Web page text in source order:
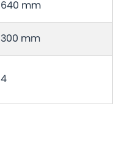
640 mm
300 mm
4